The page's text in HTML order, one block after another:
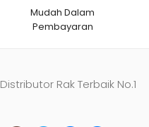
Mudah Dalam
Pembayaran
Distributor Rak Terbaik No.1